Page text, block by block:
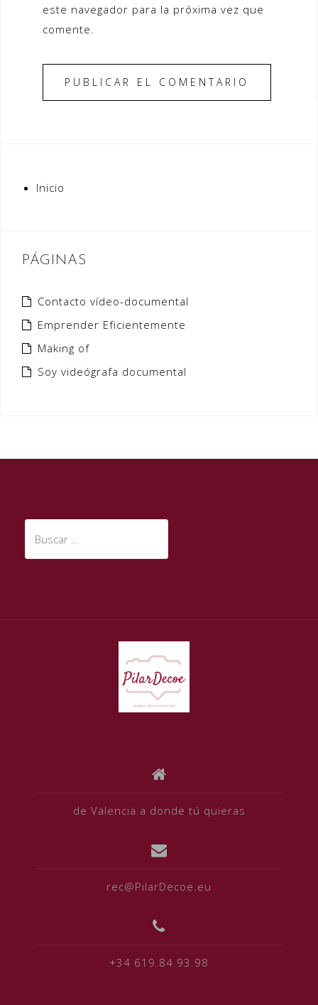
este navegador para la próxima vez que
comente.
Inicio
PÁGINAS
Contacto vídeo-documental
Emprender Eficientemente
Making of
Soy videógrafa documental
de Valencia a donde tú quieras
rec@PilarDecoe.eu
+34 619.84.93.98